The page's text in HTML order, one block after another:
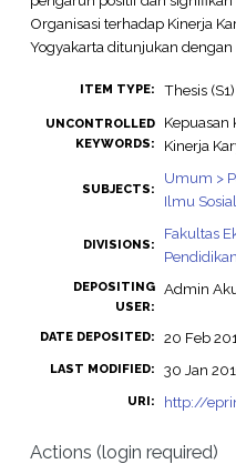
Organisasi terhadap Kinerja
Yogyakarta ditunjukan dengan
ITEM TYPE: Thesis (S1)
UNCONTROLLED
KEYWORDS:
Kepuasan
Kinerja
SUBJECTS:
Umum >
Ilmu
DIVISIONS:
Fakultas
DEPOSITING
USER:
Admin
DATE DEPOSITED: 20 Feb
LAST MODIFIED: 30 Jan
URI: http://
Actions (login required)